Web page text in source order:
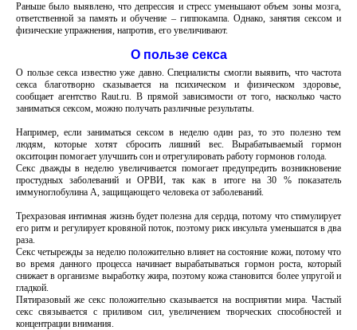
Раньше было выявлено, что депрессия и стресс уменьшают объем зоны мозга,
ответственной за память и обучение – гиппокампа. Однако, занятия сексом и
физические упражнения, напротив, его увеличивают.
О пользе секса
О пользе секса известно уже давно. Специалисты смогли выявить, что частота
секса благотворно сказывается на психическом и физическом здоровье,
сообщает агентство Raut.ru. В прямой зависимости от того, насколько часто
заниматься сексом, можно получать различные результаты.
Например, если заниматься сексом в неделю один раз, то это полезно тем
людям, которые хотят сбросить лишний вес. Вырабатываемый гормон
окситоцин помогает улучшить сон и отрегулировать работу гормонов голода.
Секс дважды в неделю увеличивается помогает предупредить возникновение
простудных заболеваний и ОРВИ, так как в итоге на 30 % показатель
иммуноглобулина А, защищающего человека от заболеваний.
Трехразовая интимная жизнь будет полезна для сердца, потому что стимулирует
его ритм и регулирует кровяной поток, поэтому риск инсульта уменьшатся в два
раза.
Секс четырежды за неделю положительно влияет на состояние кожи, потому что
во время данного процесса начинает вырабатываться гормон роста, который
снижает в организме выработку жира, поэтому кожа становится более упругой и
гладкой.
Пятиразовый же секс положительно сказывается на восприятии мира. Частый
секс связывается с приливом сил, увеличением творческих способностей и
концентрации внимания.